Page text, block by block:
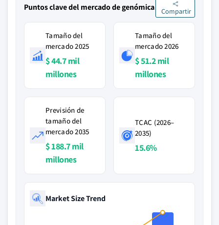
Puntos clave del mercado de genómica Compartir
Tamaño del
mercado 2025
$ 44.7 mil
millones
Tamaño del
mercado 2026
$ 51.2 mil
millones
Previsión de
tamaño del
mercado 2035
$ 188.7 mil
millones
TCAC (2026–
2035)
15.6%
Market Size Trend